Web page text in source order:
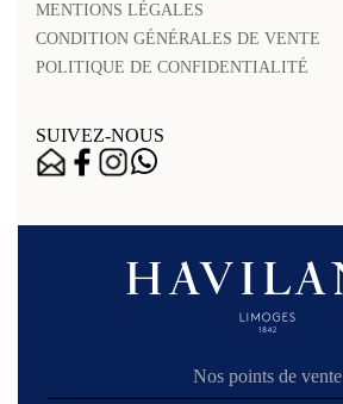
MENTIONS LÉGALES
CONDITION GÉNÉRALES DE VENTE
POLITIQUE DE CONFIDENTIALITÉ
SUIVEZ-NOUS
Nos points de vente